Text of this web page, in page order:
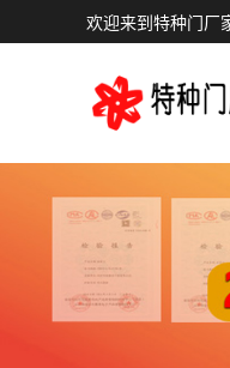
欢迎来到特种门厂